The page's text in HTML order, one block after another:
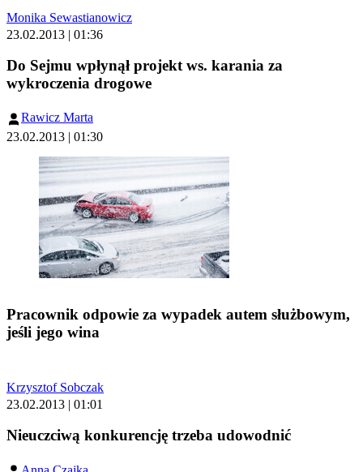
Monika Sewastianowicz
23.02.2013 | 01:36
Do Sejmu wpłynął projekt ws. karania za
wykroczenia drogowe
Rawicz Marta
23.02.2013 | 01:30
Pracownik odpowie za wypadek autem służbowym,
jeśli jego wina
Krzysztof Sobczak
23.02.2013 | 01:01
Nieuczciwą konkurencję trzeba udowodnić